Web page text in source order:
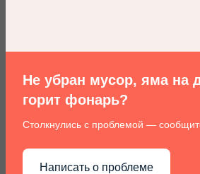
Не убран мусор, яма на
горит фонарь?
Столкнулись с проблемой —
Написать о проблеме